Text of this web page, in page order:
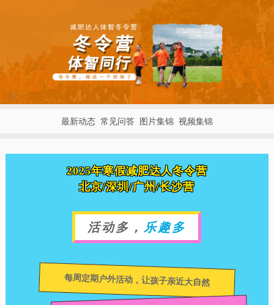
最新动态 常见问答 图片集锦 视频集锦
2025年寒假减肥达人冬令营
北京/深圳/广州/长沙营
活动多， 乐趣多
每周定期户外活动，让孩子亲近大自然